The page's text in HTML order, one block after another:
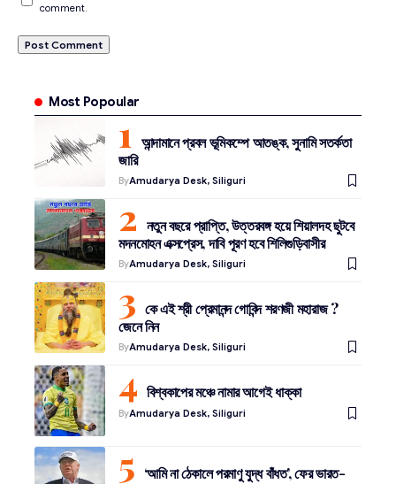
comment.
Most Popoular
আন্দামানে প্রবল ভূমিকম্পে আতঙ্ক, সুনামি সতর্কতা
জারি
ByAmudarya Desk, Siliguri
নতুন বছরে প্রাপ্তি, উত্তরবঙ্গ হয়ে শিয়ালদহ ছুটবে
মদনমোহন এক্সপ্রেস, দাবি পূরণ হবে শিলিগুড়িবাসীর
ByAmudarya Desk, Siliguri
কে এই শ্রী প্রেমানন্দ গোবিন্দ শরণজী মহারাজ ?
জেনে নিন
ByAmudarya Desk, Siliguri
বিশ্বকাপের মঞ্চে নামার আগেই ধাক্কা
ByAmudarya Desk, Siliguri
‘আমি না ঠেকালে পরমাণু যুদ্ধ বাঁধত’, ফের ভারত-